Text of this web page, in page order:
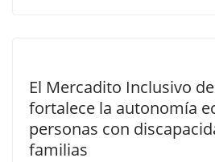
El Mercadito Inclusivo
fortalece la autonomía
personas con
familias